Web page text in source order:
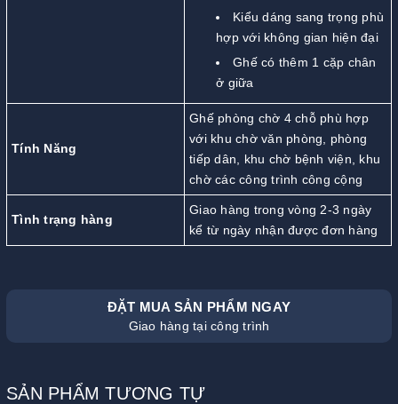
Kiểu dáng sang trọng phù
hợp với không gian hiện đại
Ghế có thêm 1 cặp chân
ở giữa
Tính Năng
Ghế phòng chờ 4 chỗ phù hợp
với khu chờ văn phòng, phòng
tiếp dân, khu chờ bệnh viện, khu
chờ các công trình công cộng
Tình trạng hàng
Giao hàng trong vòng 2-3 ngày
kể từ ngày nhận được đơn hàng
ĐẶT MUA SẢN PHẨM NGAY
Giao hàng tại công trình
SẢN PHẨM TƯƠNG TỰ